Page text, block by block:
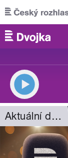
Přejít k hlavnímu
Aktuální dění